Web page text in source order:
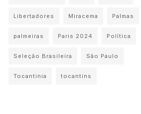
Libertadores Miracema Palmas
palmeiras Paris 2024 Política
Seleção Brasileira São Paulo
Tocantinia tocantins